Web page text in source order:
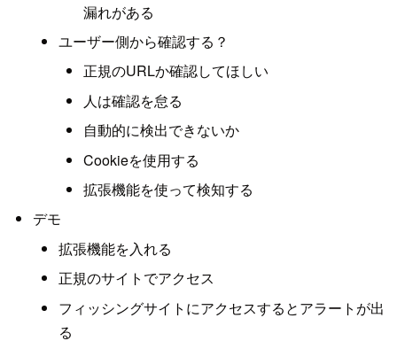
漏れがある
ユーザー側から確認する？
正規のURLか確認してほしい
人は確認を怠る
自動的に検出できないか
Cookieを使用する
拡張機能を使って検知する
デモ
拡張機能を入れる
正規のサイトでアクセス
フィッシングサイトにアクセスするとアラートが出
る